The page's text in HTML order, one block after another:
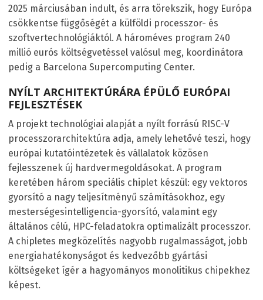
2025 márciusában indult, és arra törekszik, hogy Európa
csökkentse függőségét a külföldi processzor- és
szoftvertechnológiáktól. A hároméves program 240
millió eurós költségvetéssel valósul meg, koordinátora
pedig a Barcelona Supercomputing Center.
NYÍLT ARCHITEKTÚRÁRA ÉPÜLŐ EURÓPAI
FEJLESZTÉSEK
A projekt technológiai alapját a nyílt forrású RISC-V
processzorarchitektúra adja, amely lehetővé teszi, hogy
európai kutatóintézetek és vállalatok közösen
fejlesszenek új hardvermegoldásokat. A program
keretében három speciális chiplet készül: egy vektoros
gyorsító a nagy teljesítményű számításokhoz, egy
mesterségesintelligencia-gyorsító, valamint egy
általános célú, HPC-feladatokra optimalizált processzor.
A chipletes megközelítés nagyobb rugalmasságot, jobb
energiahatékonyságot és kedvezőbb gyártási
költségeket ígér a hagyományos monolitikus chipekhez
képest.